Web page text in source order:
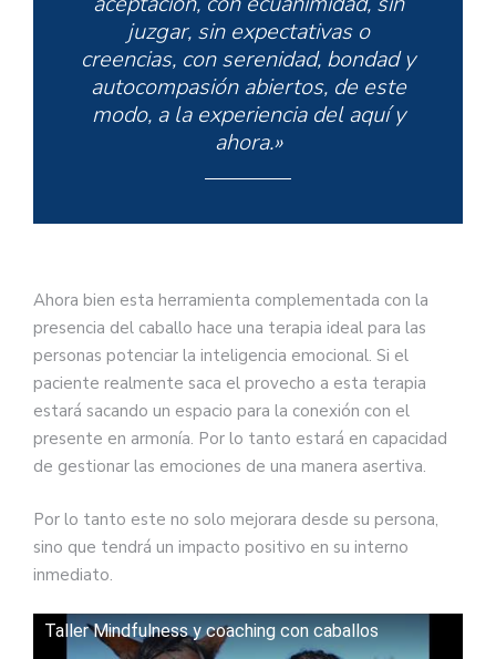
juzgar, sin expectativas o
creencias, con serenidad, bondad y
autocompasión abiertos, de este
modo, a la experiencia del aquí y
ahora.»
Ahora bien esta herramienta complementada con la
presencia del caballo hace una terapia ideal para las
personas potenciar la inteligencia emocional. Si el
paciente realmente saca el provecho a esta terapia
estará sacando un espacio para la conexión con el
presente en armonía. Por lo tanto estará en capacidad
de gestionar las emociones de una manera asertiva.
Por lo tanto este no solo mejorara desde su persona,
sino que tendrá un impacto positivo en su interno
inmediato.
Taller Mindfulness y coaching con caballos